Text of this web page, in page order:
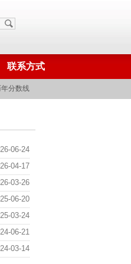
联系方式
年分数线
06-24
04-17
03-26
06-20
03-24
06-21
03-14